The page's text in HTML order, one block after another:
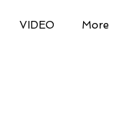
VIDEO More